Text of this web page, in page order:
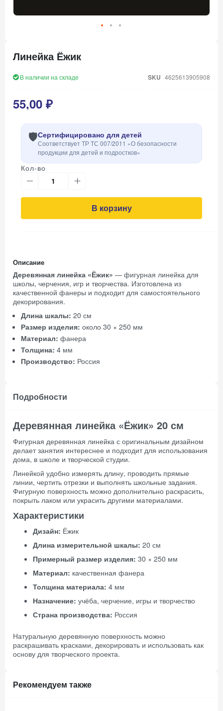
началу
галереи
Линейка Ёжик
В наличии на складе SKU 4625613905908
55,00 ₽
🛡️Сертифицировано для детей
Соответствует ТР ТС 007/2011 «О безопасности
продукции для детей и подростков»
Кол-во
В корзину
Описание
Деревянная линейка «Ёжик» — фигурная линейка для
школы, черчения, игр и творчества. Изготовлена из
качественной фанеры и подходит для самостоятельного
декорирования.
Длина шкалы: 20 см
Размер изделия: около 30 × 250 мм
Материал: фанера
Толщина: 4 мм
Производство: Россия
Подробности
Деревянная линейка «Ёжик» 20 см
Фигурная деревянная линейка с оригинальным дизайном
делает занятия интереснее и подходит для использования
дома, в школе и творческой студии.
Линейкой удобно измерять длину, проводить прямые
линии, чертить отрезки и выполнять школьные задания.
Фигурную поверхность можно дополнительно раскрасить,
покрыть лаком или украсить другими материалами.
Характеристики
Дизайн: Ёжик
Длина измерительной шкалы: 20 см
Примерный размер изделия: 30 × 250 мм
Материал: качественная фанера
Толщина материала: 4 мм
Назначение: учёба, черчение, игры и творчество
Страна производства: Россия
Натуральную деревянную поверхность можно
раскрашивать красками, декорировать и использовать как
основу для творческого проекта.
Рекомендуем также